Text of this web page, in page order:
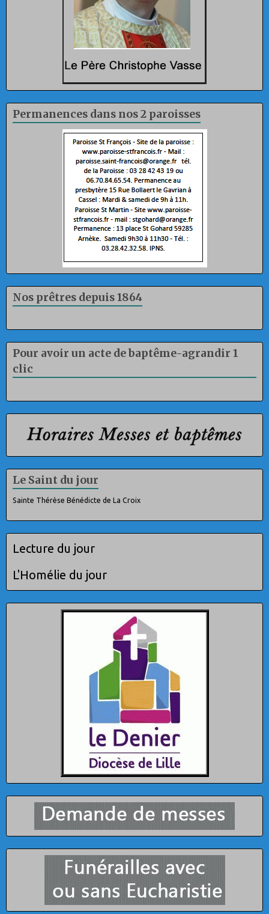
Permanences dans nos 2 paroisses
Nos prêtres depuis 1864
Pour avoir un acte de baptême-agrandir 1
clic
Le Saint du jour
Sainte Thérèse Bénédicte de La Croix
Lecture du jour
L'Homélie du jour